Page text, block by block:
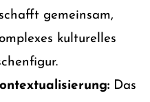
gemeinsam,
kulturelles
Das